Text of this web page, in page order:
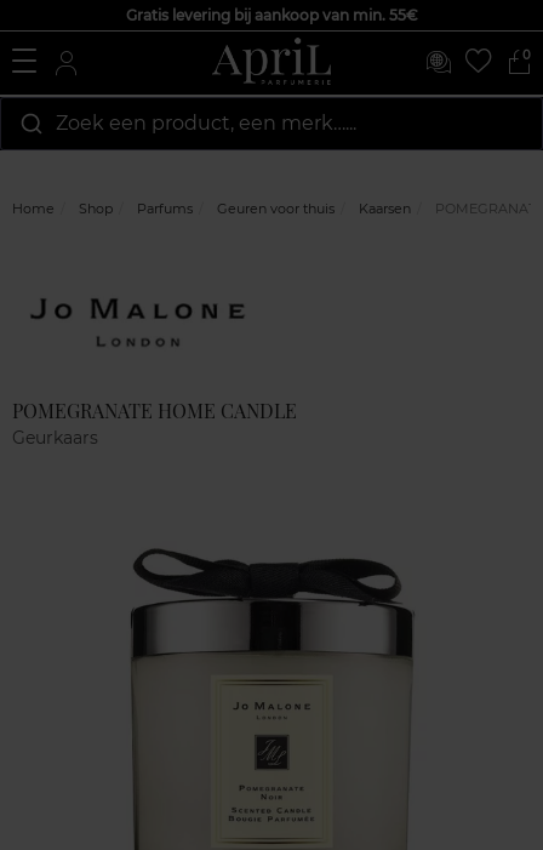
Gratis levering bij aankoop van min. 55€
0
Zoek een product, een merk…...
Home Shop Parfums Geuren voor thuis Kaarsen
POMEGRANATE HOME CANDLE
Geurkaars